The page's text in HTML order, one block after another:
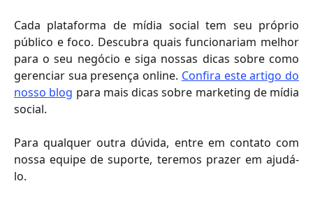
Cada plataforma de mídia social tem seu próprio
público e foco. Descubra quais funcionariam melhor
para o seu negócio e siga nossas dicas sobre como
gerenciar sua presença online. Confira este artigo do
nosso blog para mais dicas sobre marketing de mídia
social.
Para qualquer outra dúvida, entre em contato com
nossa equipe de suporte, teremos prazer em ajudá-
lo.